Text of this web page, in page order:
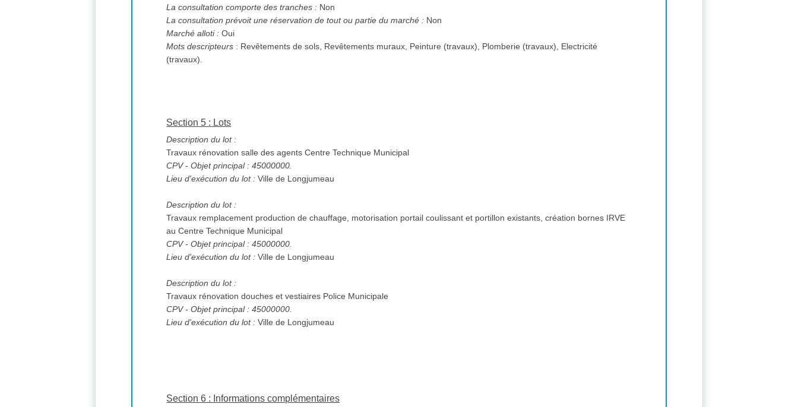
La consultation comporte des tranches : Non
La consultation prévoit une réservation de tout ou partie du marché : Non
Marché alloti : Oui
Mots descripteurs : Revêtements de sols, Revêtements muraux, Peinture (travaux), Plomberie (travaux), Electricité
(travaux).
Section 5 : Lots
Description du lot :
Travaux rénovation salle des agents Centre Technique Municipal
CPV- Objet principal : 45000000.
Lieu d'exécution du lot : Ville de Longjumeau
Description du lot :
Travaux remplacement production de chauffage, motorisation portail coulissant et portillon existants, création bornes IRVE
au Centre Technique Municipal
CPV- Objet principal : 45000000.
Lieu d'exécution du lot : Ville de Longjumeau
Description du lot :
Travaux rénovation douches et vestiaires Police Municipale
CPV- Objet principal : 45000000.
Lieu d'exécution du lot : Ville de Longjumeau
Section 6 : Informations complémentaires